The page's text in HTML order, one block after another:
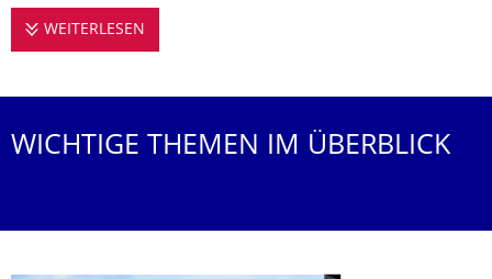
WEITERLESEN
WICHTIGE THEMEN IM ÜBERBLICK